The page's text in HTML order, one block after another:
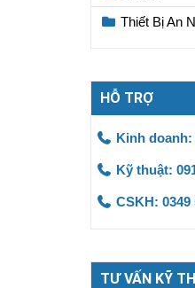
Thiết Bị An
HỖ TRỢ
Kinh doanh:
Kỹ thuật:
CSKH: 0349
TƯ VẤN KỸ